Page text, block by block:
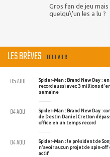
Gros fan de jeu
quelqu\'un les a lu ?
LES BRÈVES TOUT VOIR
Spider-Man : Brand New Day :
record aussi avec 3 millions
semaine
05 AOU
Spider-Man : Brand New Day :
de Destin Daniel Cretton
office en un temps record
04 AOU
Spider-Man : le président de
n'avoir aucun projet de spin-
actif
04 AOU